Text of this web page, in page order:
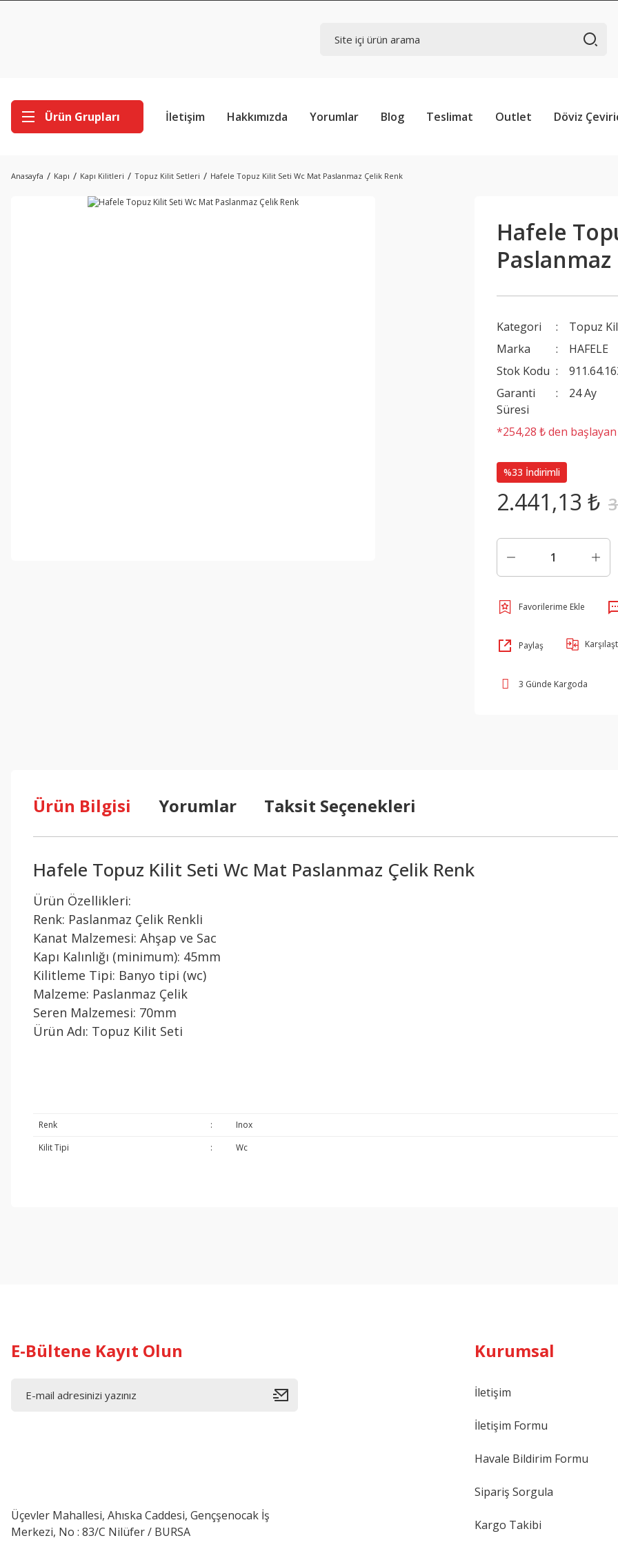
Ürün Grupları İletişim Hakkımızda Yorumlar Blog Teslimat Outlet Döviz
Anasayfa Kapı Kapı Kilitleri Topuz Kilit Setleri Hafele Topuz Kilit Seti Wc Mat Paslanmaz Çelik Renk
Hafele
Kategori
Topuz
Marka
HAFELE
Stok Kodu
Garanti
Süresi
24 Ay
*254,28 ₺ den
%33 İndirimli
2.441,13 ₺
Paylaş
3 Günde Kargoda
Ürün Bilgisi Yorumlar Taksit Seçenekleri
Hafele Topuz Kilit Seti Wc Mat Paslanmaz Çelik Renk
Ürün Özellikleri:
Renk: Paslanmaz Çelik Renkli
Kanat Malzemesi: Ahşap ve Sac
Kapı Kalınlığı (minimum): 45mm
Kilitleme Tipi: Banyo tipi (wc)
Malzeme: Paslanmaz Çelik
Seren Malzemesi: 70mm
Ürün Adı: Topuz Kilit Seti
Renk :
Inox
Kilit Tipi
: Wc
E-Bültene Kayıt Olun
Üçevler Mahallesi, Ahıska Caddesi, Gençşenocak İş
Merkezi, No : 83/C Nilüfer / BURSA
Kurumsal
İletişim
İletişim Formu
Havale Bildirim Formu
Sipariş Sorgula
Kargo Takibi